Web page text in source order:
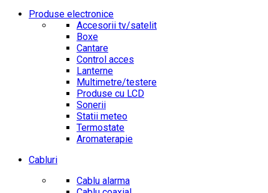
Produse electronice
Accesorii tv/satelit
Boxe
Cantare
Control acces
Lanterne
Multimetre/testere
Produse cu LCD
Sonerii
Statii meteo
Termostate
Aromaterapie
Cabluri
Cablu alarma